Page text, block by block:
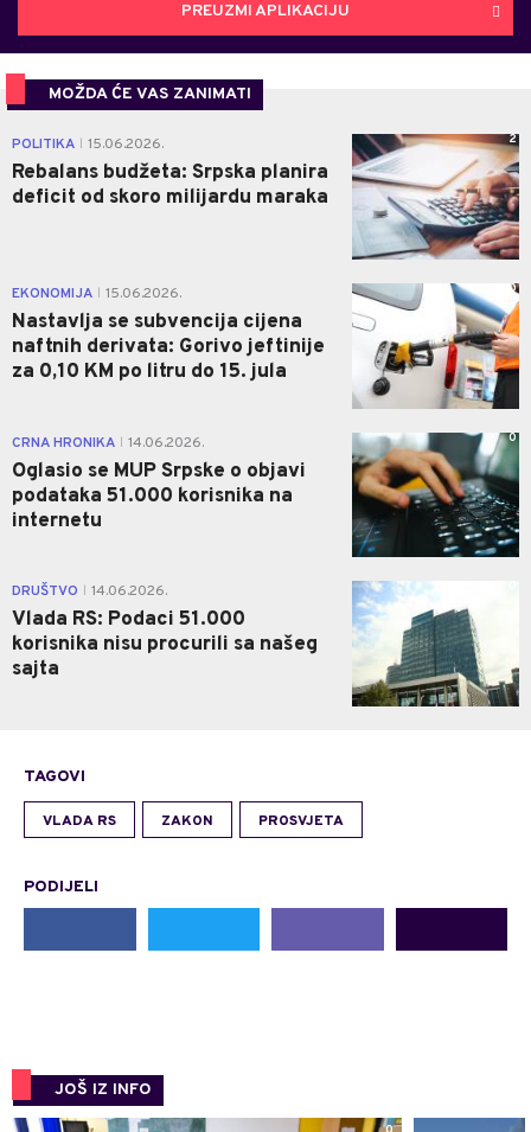
PREUZMI APLIKACIJU
MOŽDA ĆE VAS ZANIMATI
POLITIKA 15.06.2026.
Rebalans budžeta: Srpska planira
deficit od skoro milijardu maraka
2
EKONOMIJA 15.06.2026.
Nastavlja se subvencija cijena
naftnih derivata: Gorivo jeftinije
za 0,10 KM po litru do 15. jula
0
CRNA HRONIKA 14.06.2026.
Oglasio se MUP Srpske o objavi
podataka 51.000 korisnika na
internetu
0
DRUŠTVO 14.06.2026.
Vlada RS: Podaci 51.000
korisnika nisu procurili sa našeg
sajta
TAGOVI
VLADA RS ZAKON PROSVJETA
PODIJELI
JOŠ IZ INFO